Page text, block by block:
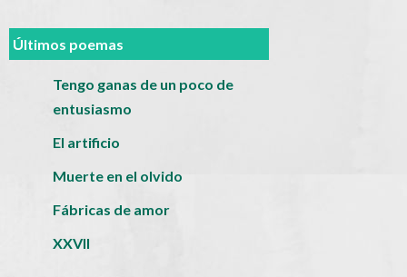
Últimos poemas
Tengo ganas de un poco de
entusiasmo
El artificio
Muerte en el olvido
Fábricas de amor
XXVII